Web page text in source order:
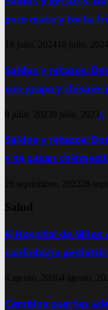
puro mate y torta
18 julio, 2024 18 julio, 2024
Saldos y retazos:
con grapa y
9 julio, 20239 julio, 20230
Saldos y retazos:
y se pasan
28 septiembre, 2022 28
Salud
El Hospital de
cardiología
4 agosto, 20264 agosto,
Cambios puertas